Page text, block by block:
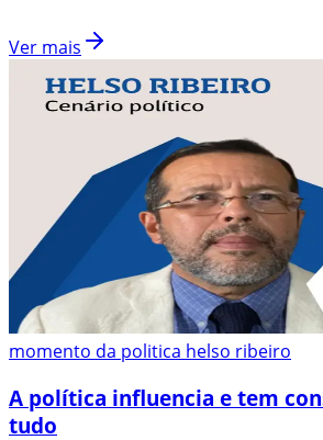
Ver mais
momento da politica helso ribeiro
A política influencia e tem
tudo